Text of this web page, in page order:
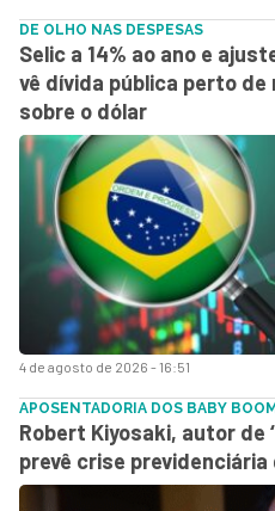
4 de agosto de 2026 - 16:51
DE OLHO NAS DESPESAS
Selic a 14% ao ano e
vê dívida pública perto
sobre o dólar
APOSENTADORIA DOS BABY
Robert Kiyosaki, autor de
prevê crise previdenciária